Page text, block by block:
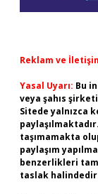
Reklam ve
Yasal Uyarı: Bu
veya şahıs
Sitede yalnızca
taşımamakta
paylaşım
benzerlikleri
taslak